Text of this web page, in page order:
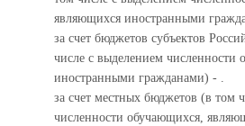
являющихся иностранными
за счет бюджетов субъектов
числе с выделением
иностранными гражданами) - .
за счет местных бюджетов (в том
численности обучающихся,